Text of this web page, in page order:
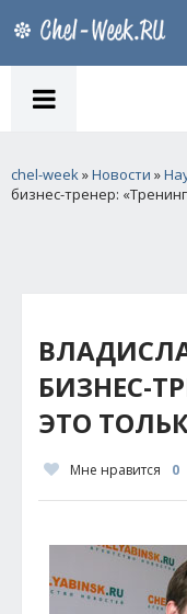
chel-week»Новости »
бизнес-тренер:
БИЗНЕС-
ЭТО
Мне нравится 0